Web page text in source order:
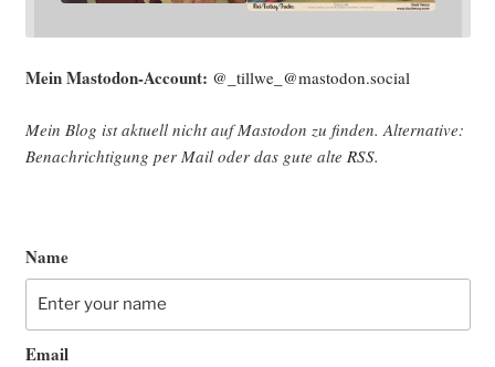
Mein Mast­o­don-Account: @_tillwe_@mastodon.social
Mein Blog ist aktu­ell nicht auf Mast­o­don zu fin­den. Alter­na­ti­ve:
Benach­rich­ti­gung per Mail oder das gute alte RSS.
Name
Email